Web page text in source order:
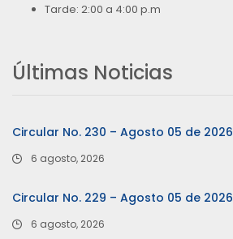
Tarde: 2:00 a 4:00 p.m
Últimas Noticias
Circular No. 230 – Agosto 05 de 2026
6 agosto, 2026
Circular No. 229 – Agosto 05 de 2026
6 agosto, 2026